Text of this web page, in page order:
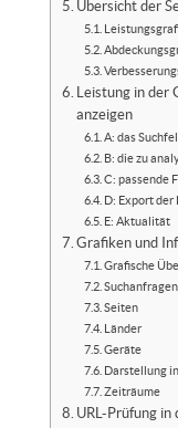
Übersicht der
Leistung in der
anzeigen
A: das
B: die zu
C: passende
D: Export der
E: Aktualität
Grafiken und
Grafische
Suchanfragen
Seiten
Länder
Geräte
Darstellung
Zeiträume
URL-Prüfung in